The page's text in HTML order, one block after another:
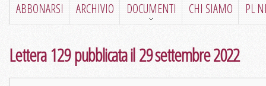
ABBONARSI ARCHIVIO DOCUMENTI CHI SIAMO PL
Lettera 129 pubblicata il 29 settembre 2022